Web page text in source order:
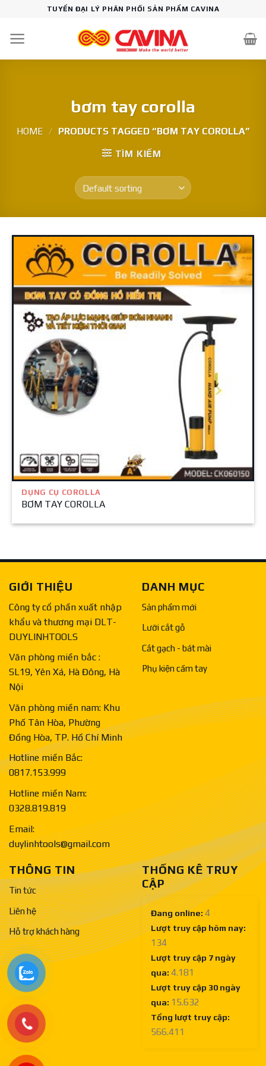
content
TUYỂN ĐẠI LÝ PHÂN PHỐI SẢN PHẨM CAVINA
bơm tay corolla
HOME / PRODUCTS TAGGED “BƠM TAY COROLLA”
TÌM KIẾM
DỤNG CỤ COROLLA
BƠM TAY COROLLA
GIỚI THIỆU
Công ty cổ phần xuất nhập
khẩu và thương mại DLT-
DUYLINHTOOLS
Văn phòng miền bắc :
SL19, Yên Xá, Hà Đông, Hà
Nội
Văn phòng miền nam: Khu
Phố Tân Hòa, Phường
Đồng Hòa, TP. Hồ Chí Minh
Hotline miền Bắc:
0817.153.999
Hotline miền Nam:
0328.819.819
Email:
duylinhtools@gmail.com
DANH MỤC
Sản phẩm mới
Lưỡi cắt gỗ
Cắt gạch - bát mài
Phụ kiện cầm tay
THÔNG TIN
Tin tức
Liên hệ
Hỗ trợ khách hàng
THỐNG KÊ TRUY
CẬP
Đang online: 4
Lượt truy cập hôm nay:
134
Lượt truy cập 7 ngày
qua: 4.181
Lượt truy cập 30 ngày
qua: 15.632
Tổng lượt truy cập:
566.411